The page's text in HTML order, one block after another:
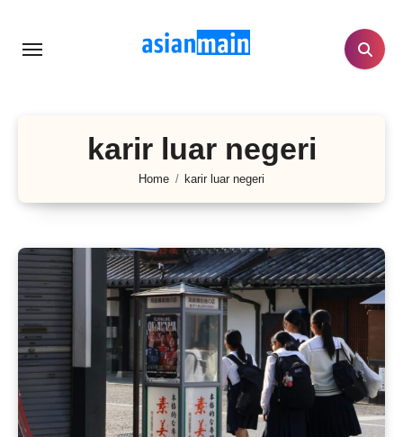
karir luar negeri
Home karir luar negeri